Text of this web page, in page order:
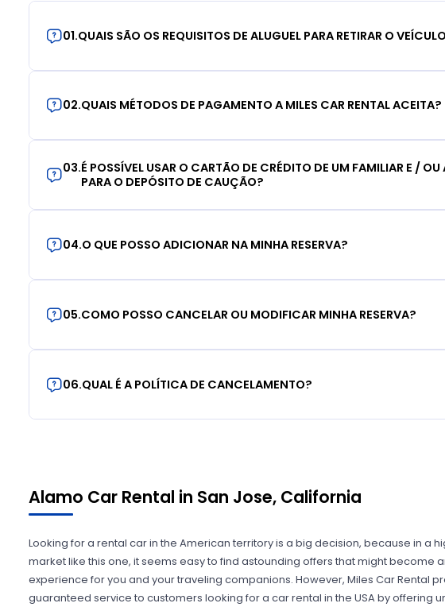
01.QUAIS SÃO OS REQUISITOS DE ALUGUEL PARA RETIRAR O
02.QUAIS MÉTODOS DE PAGAMENTO A MILES CAR RENTAL ACEITA?
03.É POSSÍVEL USAR O CARTÃO DE CRÉDITO DE UM FAMILIAR E /
PARA O DEPÓSITO DE CAUÇÃO?
04.O QUE POSSO ADICIONAR NA MINHA RESERVA?
05.COMO POSSO CANCELAR OU MODIFICAR MINHA RESERVA?
06.QUAL É A POLÍTICA DE CANCELAMENTO?
Alamo Car Rental in San Jose, California
Looking for a rental car in the American territory is a big decision, because in a
market like this one, it seems easy to find astounding offers that might become
experience for you and your traveling companions. However, Miles Car Rental
guaranteed service to customers looking for a car rental in the USA by offering